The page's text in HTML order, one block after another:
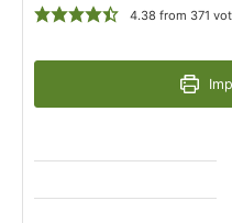
4.38 from 371